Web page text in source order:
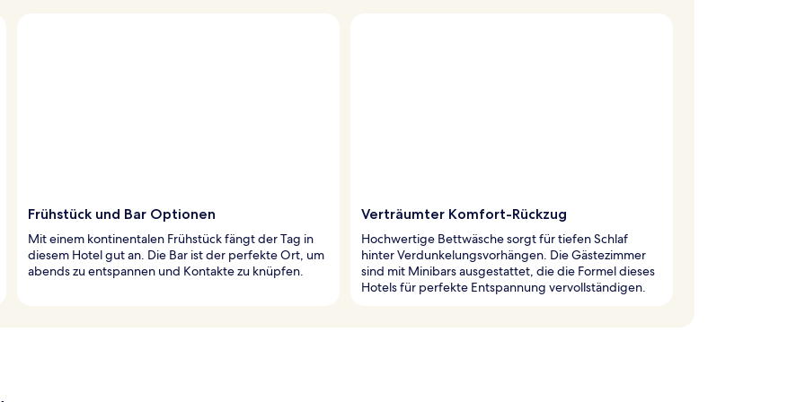
Frühstück und Bar Optionen
Mit einem kontinentalen Frühstück fängt der Tag in
diesem Hotel gut an. Die Bar ist der perfekte Ort, um
abends zu entspannen und Kontakte zu knüpfen.
Verträumter Komfort-Rückzug
Hochwertige Bettwäsche sorgt für tiefen Schlaf
hinter Verdunkelungsvorhängen. Die Gästezimmer
sind mit Minibars ausgestattet, die die Formel dieses
Hotels für perfekte Entspannung vervollständigen.